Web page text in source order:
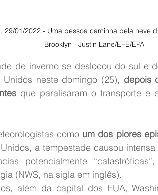
29/01/2022.- Uma pessoa caminha pela neve
Brooklyn - Justin Lane/EFE/EPA
de inverno se deslocou do sul e
neste domingo (25), depois
que paralisaram o transporte e
como um dos piores
a tempestade causou
potencialmente
(NWS, na sigla em inglês).
além da capital dos EUA,